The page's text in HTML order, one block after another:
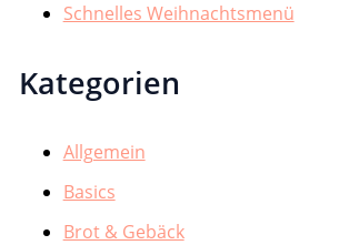
Schnelles Weihnachtsmenü
Kategorien
Allgemein
Basics
Brot & Gebäck